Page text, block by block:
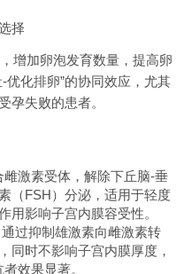
择
增加卵泡发育数量，提高卵
优化排卵”的协同效应，尤其
孕失败的患者。
雌激素受体，解除下丘脑-垂
（FSH）分泌，适用于轻度
用影响子宫内膜容受性。
过抑制雄激素向雌激素转
同时不影响子宫内膜厚度，
效果显著。